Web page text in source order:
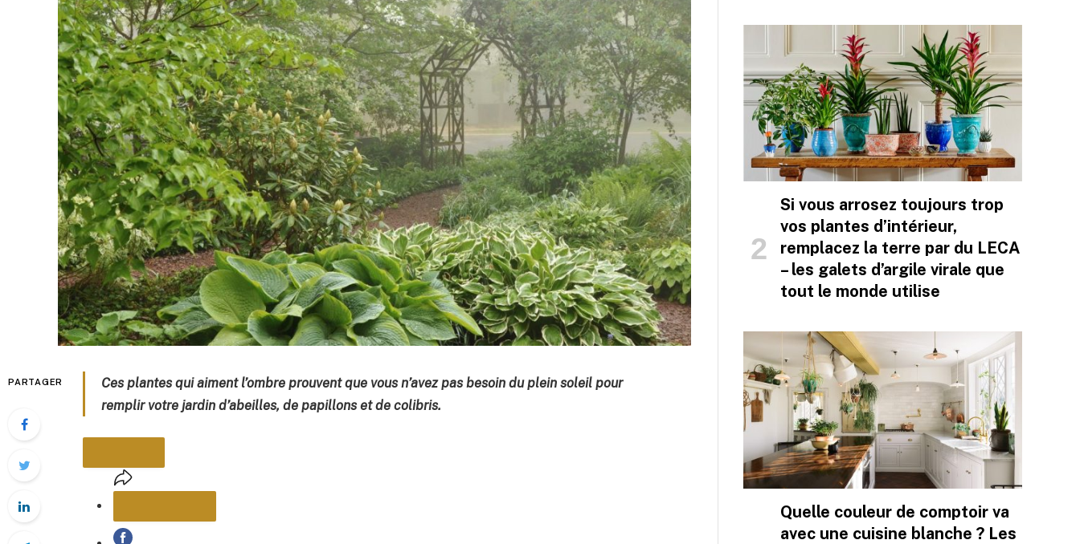
PARTAGER
Ces plantes qui aiment l’ombre prouvent que vous n’avez pas besoin du plein soleil pour
remplir votre jardin d’abeilles, de papillons et de colibris.
PARTAGER
Si vous arrosez toujours trop
vos plantes d’intérieur,
remplacez la terre par du LECA
– les galets d’argile virale que
tout le monde utilise
Quelle couleur de comptoir va
avec une cuisine blanche ? Les